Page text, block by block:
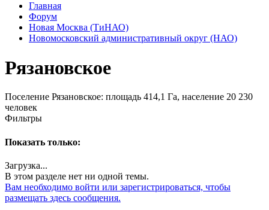
Главная
Форум
Новая Москва (ТиНАО)
Новомосковский административный округ (НАО)
Рязановское
Поселение Рязановское: площадь 414,1 Га, население 20 230
человек
Фильтры
Показать только:
Загрузка...
В этом разделе нет ни одной темы.
Вам необходимо войти или зарегистрироваться, чтобы
размещать здесь сообщения.